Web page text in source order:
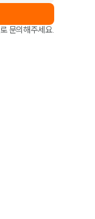
로 문의해주세요.